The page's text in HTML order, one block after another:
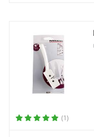
(1)